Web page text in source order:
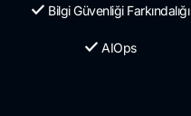
Bilgi Güvenliği Farkındalığı
AIOps